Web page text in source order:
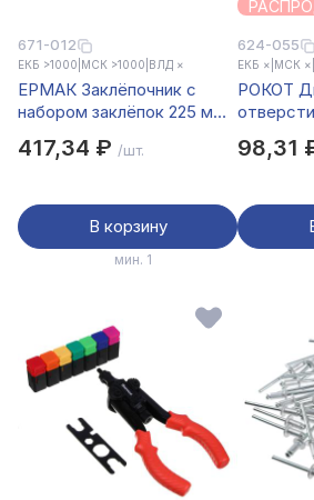
671-012
ЕКБ >1000 МСК >1000 ВЛД ×
ЕРМАК Заклёпочник с
набором заклёпок 225 мм.
4,0*10шт/ 4,8*10шт
417,34 ₽ /шт.
В корзину
мин. 1
624-055
ЕКБ × МСК ×
РОКОТ
98,31